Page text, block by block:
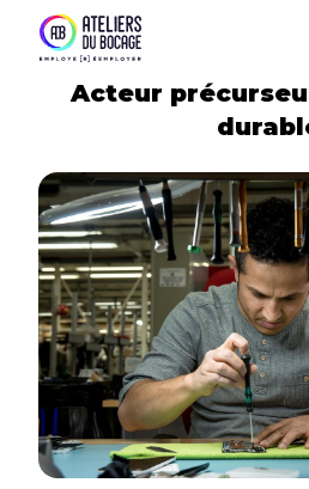
Acteur
Panneau de gestion des cookies